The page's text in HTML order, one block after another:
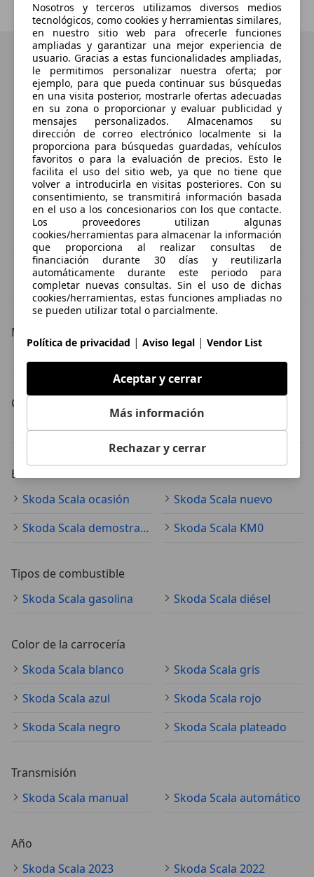
Anterior 1/1 Siguiente
IVA deducible
Esta información la proporciona el proveedor del certificado.
Más detalles
Carrocería
Skoda Scala coche pequeño
Skoda Scala sedán
Estado del vehículo
Skoda Scala ocasión
Skoda Scala nuevo
Skoda Scala demostración
Skoda Scala KM0
Tipos de combustible
Skoda Scala gasolina
Skoda Scala diésel
Color de la carrocería
Skoda Scala blanco
Skoda Scala gris
Skoda Scala azul
Skoda Scala rojo
Skoda Scala negro
Skoda Scala plateado
Transmisión
Skoda Scala manual
Skoda Scala automático
Año
Skoda Scala 2023
Skoda Scala 2022
Nosotros y terceros utilizamos diversos medios
tecnológicos, como cookies y herramientas similares,
en nuestro sitio web para ofrecerle funciones
ampliadas y garantizar una mejor experiencia de
usuario. Gracias a estas funcionalidades ampliadas,
le permitimos personalizar nuestra oferta; por
ejemplo, para que pueda continuar sus búsquedas
en una visita posterior, mostrarle ofertas adecuadas
en su zona o proporcionar y evaluar publicidad y
mensajes personalizados. Almacenamos su
dirección de correo electrónico localmente si la
proporciona para búsquedas guardadas, vehículos
favoritos o para la evaluación de precios. Esto le
facilita el uso del sitio web, ya que no tiene que
volver a introducirla en visitas posteriores. Con su
consentimiento, se transmitirá información basada
en el uso a los concesionarios con los que contacte.
Los proveedores utilizan algunas
cookies/herramientas para almacenar la información
que proporciona al realizar consultas de
financiación durante 30 días y reutilizarla
automáticamente durante este periodo para
completar nuevas consultas. Sin el uso de dichas
cookies/herramientas, estas funciones ampliadas no
se pueden utilizar total o parcialmente.
Política de privacidad | Aviso legal | Vendor List
Aceptar y cerrar
Más información
Rechazar y cerrar